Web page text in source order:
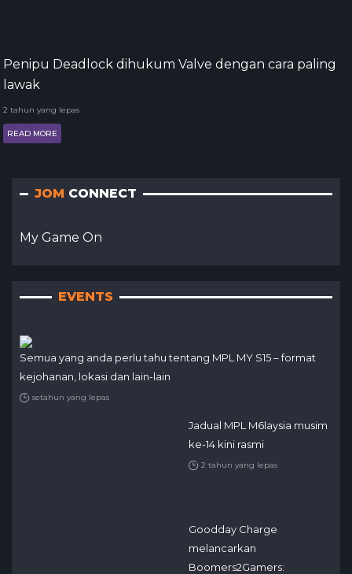
Penipu Deadlock dihukum Valve dengan cara paling
lawak
2 tahun yang lepas
READ MORE
JOM CONNECT
My Game On
EVENTS
Semua yang anda perlu tahu tentang MPL MY S15 – format
kejohanan, lokasi dan lain-lain
setahun yang lepas
Jadual MPL M6laysia musim
ke-14 kini rasmi
2 tahun yang lepas
Goodday Charge
melancarkan
Boomers2Gamers: